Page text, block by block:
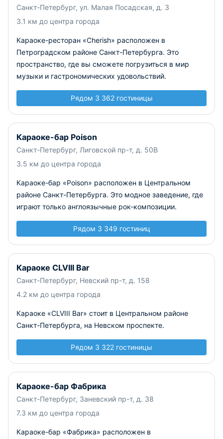
Санкт-Петербург, ул. Малая Посадская, д. 3
3.1 км до центра города
Караоке-ресторан «Cherish» расположен в
Петроградском районе Санкт-Петербурга. Это
пространство, где вы сможете погрузиться в мир
музыки и гастрономических удовольствий.
Рядом 3 362 гостиницы
Караоке-бар Poison
Санкт-Петербург, Лиговской пр-т, д. 50В
3.5 км до центра города
Караоке-бар «Poison» расположен в Центральном
районе Санкт-Петербурга. Это модное заведение, где
играют только англоязычные рок-композиции.
Рядом 3 349 гостиниц
Караоке CLVIII Bar
Санкт-Петербург, Невский пр-т, д. 158
4.2 км до центра города
Караоке «CLVIII Bar» стоит в Центральном районе
Санкт-Петербурга, на Невском проспекте.
Рядом 3 322 гостиницы
Караоке-бар Фабрика
Санкт-Петербург, Заневский пр-т, д. 38
7.3 км до центра города
Караоке-бар «Фабрика» расположен в